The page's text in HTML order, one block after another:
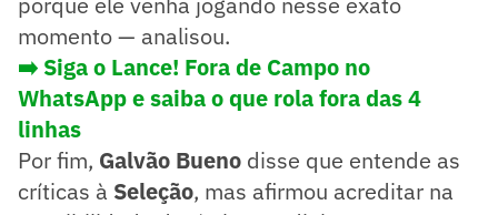
momento — analisou.
➡️ Siga o Lance! Fora de Campo no
WhatsApp e saiba o que rola fora das 4
linhas
Por fim, Galvão Bueno disse que entende as
críticas à Seleção, mas afirmou acreditar na